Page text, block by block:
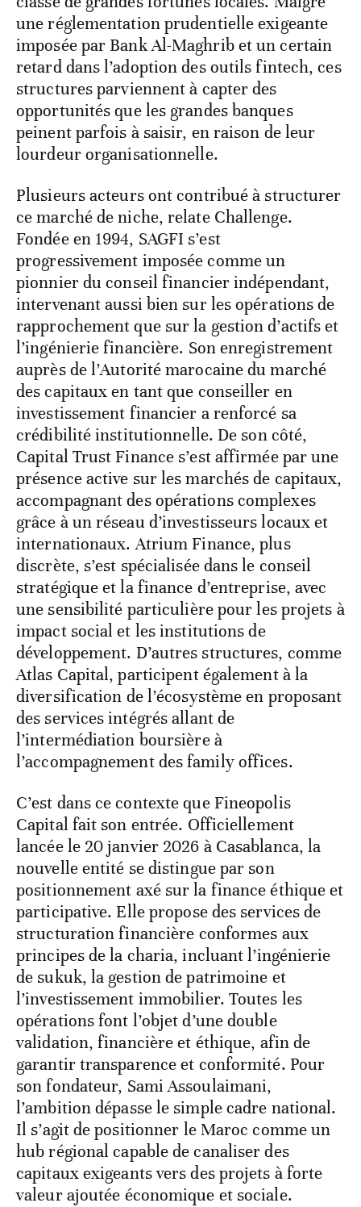
une réglementation prudentielle exigeante
imposée par Bank Al-Maghrib et un certain
retard dans l’adoption des outils fintech, ces
structures parviennent à capter des
opportunités que les grandes banques
peinent parfois à saisir, en raison de leur
lourdeur organisationnelle.
Plusieurs acteurs ont contribué à structurer
ce marché de niche, relate Challenge.
Fondée en 1994, SAGFI s’est
progressivement imposée comme un
pionnier du conseil financier indépendant,
intervenant aussi bien sur les opérations de
rapprochement que sur la gestion d’actifs et
l’ingénierie financière. Son enregistrement
auprès de l’Autorité marocaine du marché
des capitaux en tant que conseiller en
investissement financier a renforcé sa
crédibilité institutionnelle. De son côté,
Capital Trust Finance s’est affirmée par une
présence active sur les marchés de capitaux,
accompagnant des opérations complexes
grâce à un réseau d’investisseurs locaux et
internationaux. Atrium Finance, plus
discrète, s’est spécialisée dans le conseil
stratégique et la finance d’entreprise, avec
une sensibilité particulière pour les projets à
impact social et les institutions de
développement. D’autres structures, comme
Atlas Capital, participent également à la
diversification de l’écosystème en proposant
des services intégrés allant de
l’intermédiation boursière à
l’accompagnement des family offices.
C’est dans ce contexte que Fineopolis
Capital fait son entrée. Officiellement
lancée le 20 janvier 2026 à Casablanca, la
nouvelle entité se distingue par son
positionnement axé sur la finance éthique et
participative. Elle propose des services de
structuration financière conformes aux
principes de la charia, incluant l’ingénierie
de sukuk, la gestion de patrimoine et
l’investissement immobilier. Toutes les
opérations font l’objet d’une double
validation, financière et éthique, afin de
garantir transparence et conformité. Pour
son fondateur, Sami Assoulaimani,
l’ambition dépasse le simple cadre national.
Il s’agit de positionner le Maroc comme un
hub régional capable de canaliser des
capitaux exigeants vers des projets à forte
valeur ajoutée économique et sociale.